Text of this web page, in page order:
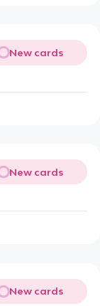
New cards
New cards
New cards